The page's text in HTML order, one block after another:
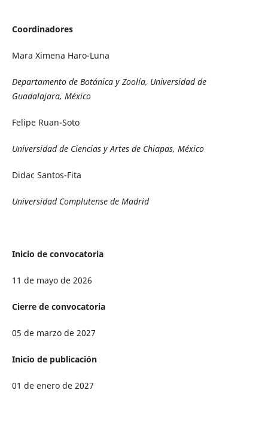
Coordinadores
Mara Ximena Haro-Luna
Departamento de Botánica y Zoolía, Universidad de
Guadalajara, México
Felipe Ruan-Soto
Universidad de Ciencias y Artes de Chiapas, México
Didac Santos-Fita
Universidad Complutense de Madrid
Inicio de convocatoria
11 de mayo de 2026
Cierre de convocatoria
05 de marzo de 2027
Inicio de publicación
01 de enero de 2027